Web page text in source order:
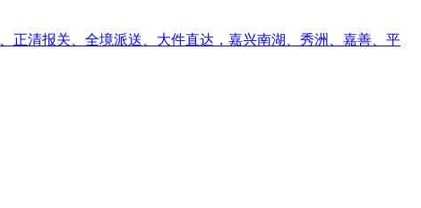
正清报关、全境派送、大件直达，嘉兴南湖、秀洲、嘉善、平